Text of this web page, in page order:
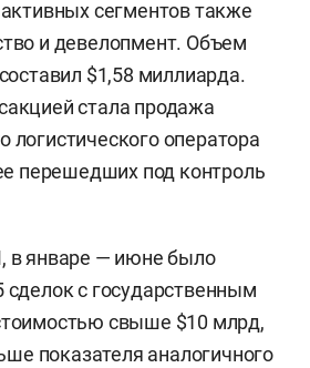
сегментов также
и девелопмент. Объем
$1,58 миллиарда.
стала продажа
оператора
перешедших под контроль
в январе — июне было
сделок с государственным
свыше $10 млрд,
показателя аналогичного